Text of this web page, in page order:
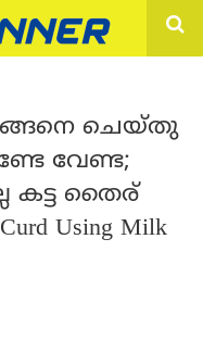
ചെയ്തു
വേണ്ട;
കട്ട തൈര്
Using Milk